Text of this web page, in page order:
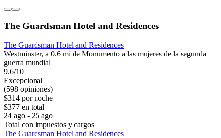
The Guardsman Hotel and Residences
The Guardsman Hotel and Residences
Westminster, a 0.6 mi de Monumento a las mujeres de la segunda
guerra mundial
9.6/10
Excepcional
(598 opiniones)
$314 por noche
$377 en total
24 ago - 25 ago
Total con impuestos y cargos
The Guardsman Hotel and Residences